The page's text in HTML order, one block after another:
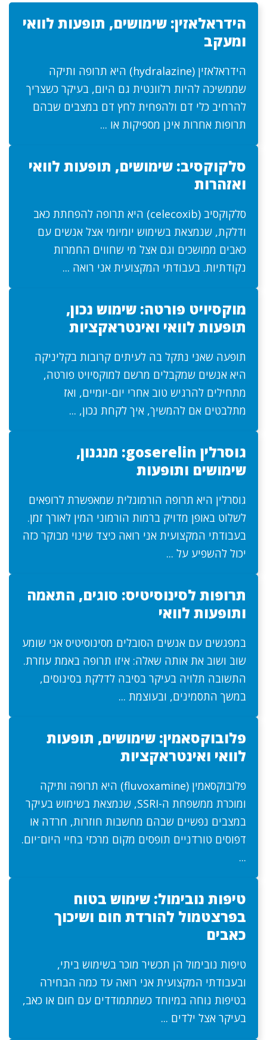
הידראלאזין: שימושים, תופעות לוואי
ומעקב
הידראלאזין (hydralazine) היא תרופה ותיקה
שממשיכה להיות רלוונטית גם היום, בעיקר כשצריך
להרחיב כלי דם ולהפחית לחץ דם במצבים שבהם
תרופות אחרות אינן מספיקות או ...
סלקוקסיב: שימושים, תופעות לוואי
ואזהרות
סלקוקסיב (celecoxib) היא תרופה להפחתת כאב
ודלקת, שנמצאת בשימוש יומיומי אצל אנשים עם
כאבים ממושכים וגם אצל מי שחווים החמרות
נקודתיות. בעבודתי המקצועית אני רואה ...
מוקסיויט פורטה: שימוש נכון,
תופעות לוואי ואינטראקציות
תופעה שאני נתקל בה לעיתים קרובות בקליניקה
היא אנשים שמקבלים מרשם למוקסיויט פורטה,
מתחילים להרגיש טוב אחרי יום-יומיים, ואז
מתלבטים אם להמשיך, איך לקחת נכון, ...
גוסרלין goserelin: מנגנון,
שימושים ותופעות
גוסרלין היא תרופה הורמונלית שמאפשרת לרופאים
לשלוט באופן מדויק ברמות הורמוני המין לאורך זמן.
בעבודתי המקצועית אני רואה כיצד שינוי מבוקר כזה
יכול להשפיע על ...
תרופות לסינוסיטיס: סוגים, התאמה
ותופעות לוואי
במפגשים עם אנשים הסובלים מסינוסיטיס אני שומע
שוב ושוב את אותה שאלה: איזו תרופה באמת עוזרת.
התשובה תלויה בעיקר בסיבה לדלקת בסינוסים,
במשך התסמינים, ובעוצמת ...
פלובוקסאמין: שימושים, תופעות
לוואי ואינטראקציות
פלובוקסאמין (fluvoxamine) היא תרופה ותיקה
ומוכרת ממשפחת ה-SSRI, שנמצאת בשימוש בעיקר
במצבים נפשיים שבהם מחשבות חוזרות, חרדה או
דפוסים טורדניים תופסים מקום מרכזי בחיי היום־יום.
...
טיפות נובימול: שימוש בטוח
בפרצטמול להורדת חום ושיכוך
כאבים
טיפות נובימול הן תכשיר מוכר בשימוש ביתי,
ובעבודתי המקצועית אני רואה עד כמה הבחירה
בטיפות נוחה במיוחד כשמתמודדים עם חום או כאב,
בעיקר אצל ילדים ...